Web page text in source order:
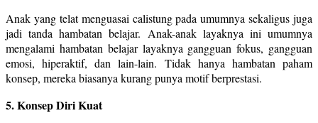
Anak yang telat menguasai calistung pada umumnya sekaligus juga
jadi tanda hambatan belajar. Anak-anak layaknya ini umumnya
mengalami hambatan belajar layaknya gangguan fokus, gangguan
emosi, hiperaktif, dan lain-lain. Tidak hanya hambatan paham
konsep, mereka biasanya kurang punya motif berprestasi.
5. Konsep Diri Kuat